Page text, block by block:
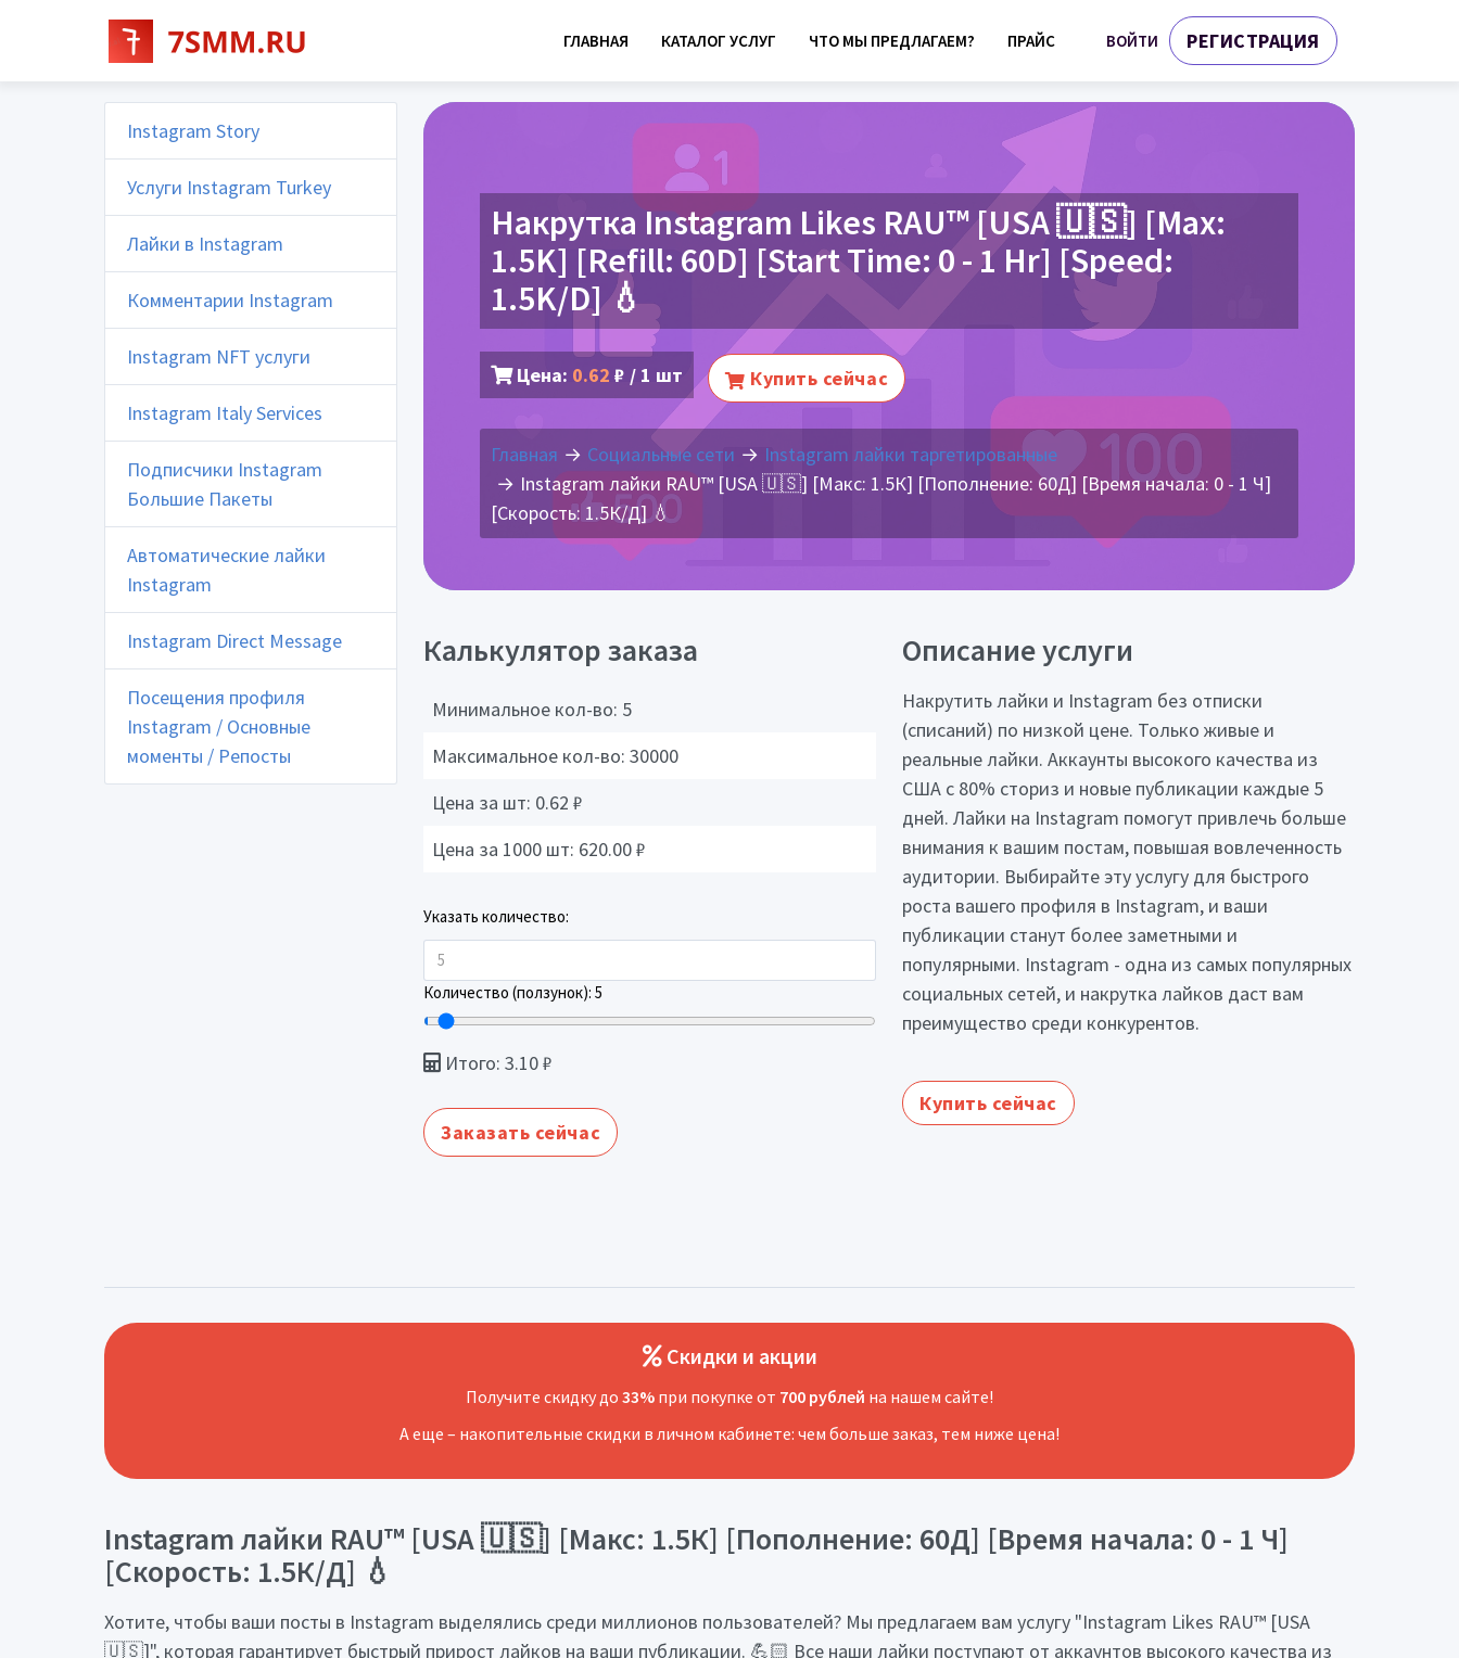
ГЛАВНАЯ КАТАЛОГ УСЛУГ ЧТО МЫ ПРЕДЛАГАЕМ? ПРАЙС ВОЙТИ РЕГИСТРАЦИЯ
Instagram Story
Услуги Instagram Turkey
Лайки в Instagram
Комментарии Instagram
Instagram NFT услуги
Instagram Italy Services
Подписчики Instagram
Большие Пакеты
Автоматические лайки
Instagram
Instagram Direct Message
Посещения профиля
Instagram / Основные
моменты / Репосты
Накрутка Instagram Likes RAU™ [USA 🇺🇸] [Max:
1.5K] [Refill: 60D] [Start Time: 0 - 1 Hr] [Speed:
1.5K/D] 💧
Цена: 0.62 ₽ / 1 шт Купить сейчас
Главная Социальные сети
Instagram лайки таргетированные
Instagram лайки RAU™ [USA 🇺🇸] [Макс: 1.5К] [Пополнение: 60Д] [Время начала: 0 - 1 Ч]
[Скорость: 1.5К/Д] 💧
Калькулятор заказа
Минимальное кол-во: 5
Максимальное кол-во: 30000
Цена за шт: 0.62 ₽
Цена за 1000 шт: 620.00₽
Указать количество:
Количество (ползунок): 5
Итого: 3.10₽
Заказать сейчас
Описание услуги
Накрутить лайки и Instagram без отписки
(списаний) по низкой цене. Только живые и
реальные лайки. Аккаунты высокого качества из
США с 80% сториз и новые публикации каждые 5
дней. Лайки на Instagram помогут привлечь больше
внимания к вашим постам, повышая вовлеченность
аудитории. Выбирайте эту услугу для быстрого
роста вашего профиля в Instagram, и ваши
публикации станут более заметными и
популярными. Instagram - одна из самых популярных
социальных сетей, и накрутка лайков даст вам
преимущество среди конкурентов.
Купить сейчас
Скидки и акции
Получите скидку до 33% при покупке от 700 рублей на нашем сайте!
А еще – накопительные скидки в личном кабинете: чем больше заказ, тем ниже цена!
Instagram лайки RAU™ [USA 🇺🇸] [Макс: 1.5К] [Пополнение: 60Д] [Время начала: 0 - 1 Ч]
[Скорость: 1.5К/Д] 💧
Хотите, чтобы ваши посты в Instagram выделялись среди миллионов пользователей? Мы предлагаем вам услугу "Instagram Likes RAU™ [USA
🇺🇸]", которая гарантирует быстрый прирост лайков на ваши публикации. 💪🏻 Все наши лайки поступают от аккаунтов высокого качества из